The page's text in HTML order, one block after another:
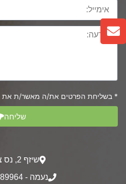
* בשליחת הפרטים את/ה מאשר/ת את
שליחה
שיזף 2‎, נס ציונה
נעמה - 054-2889964